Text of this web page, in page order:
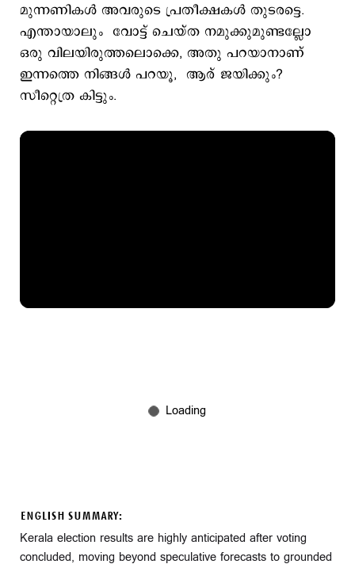
മുന്നണികള്‍ അവരുടെ പ്രതീക്ഷകള്‍ തുടരട്ടെ.
എന്തായാലും വോട്ട് ചെയ്ത നമുക്കുമുണ്ടല്ലോ
ഒരു വിലയിരുത്തലൊക്കെ, അതു പറയാനാണ്
ഇന്നത്തെ നിങ്ങള്‍ പറയൂ, ആര് ജയിക്കും?
സീറ്റെത്ര കിട്ടും.
ENGLISH SUMMARY:
Kerala election results are highly anticipated after voting
concluded, moving beyond speculative forecasts to grounded